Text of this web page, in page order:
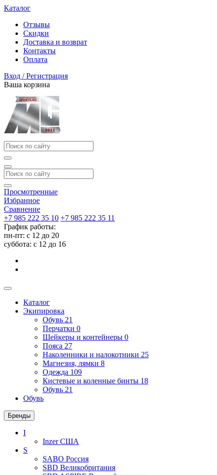
Каталог
Отзывы
Скидки
Доставка и возврат
Контакты
Оплата
Вход / Регистрация
Ваша корзина
Просмотренные
Избранное
Сравнение
+7 985 222 35 10 +7 985 222 35 11
График работы:
пн-пт: с 12 до 20
суббота: c 12 до 16
Каталог
Экипировка
Обувь 21
Перчатки 0
Шейкеры и контейнеры 0
Пояса 27
Наколенники и налокотники 25
Магнезия, лямки 8
Одежда 109
Кистевые и коленные бинты 18
Обувь 21
Обувь
Бренды
I
InzerСША
S
SABO Россия
SBD Великобритания